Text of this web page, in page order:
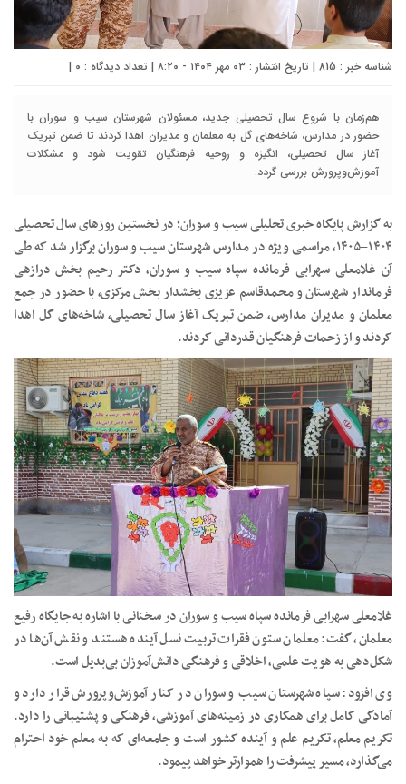
شناسه خبر : 815 | تاریخ انتشار : ۰۳ مهر ۱۴۰۴ - ۸:۲۰ | تعداد دیدگاه : ۰ |
هم‌زمان با شروع سال تحصیلی جدید، مسئولان شهرستان سیب و سوران با
حضور در مدارس، شاخه‌های گل به معلمان و مدیران اهدا کردند تا ضمن تبریک
آغاز سال تحصیلی، انگیزه و روحیه فرهنگیان تقویت شود و مشکلات
آموزش‌وپرورش بررسی گردد.
به گزارش پایگاه خبری تحلیلی سیب و سوران؛ در نخستین روزهای سال تحصیلی
۱۴۰۴–۱۴۰۵، مراسمی ویژه در مدارس شهرستان سیب و سوران برگزار شد که طی
آن غلامعلی سهرابی فرمانده سپاه سیب و سوران، دکتر رحیم بخش درازهی
فرماندار شهرستان و محمدقاسم عزیزی بخشدار بخش مرکزی، با حضور در جمع
معلمان و مدیران مدارس، ضمن تبریک آغاز سال تحصیلی، شاخه‌های گل اهدا
کردند و از زحمات فرهنگیان قدردانی کردند.
غلامعلی سهرابی فرمانده سپاه سیب و سوران در سخنانی با اشاره به جایگاه رفیع
معلمان، گفت: معلمان ستون فقرات تربیت نسل آینده هستند و نقش آن‌ها در
شکل‌دهی به هویت علمی، اخلاقی و فرهنگی دانش‌آموزان بی‌بدیل است.
وی افزود: سپاه شهرستان سیب و سوران در کنار آموزش‌وپرورش قرار دارد و
آمادگی کامل برای همکاری در زمینه‌های آموزشی، فرهنگی و پشتیبانی را دارد.
تکریم معلم، تکریم علم و آینده کشور است و جامعه‌ای که به معلم خود احترام
می‌گذارد، مسیر پیشرفت را هموارتر خواهد پیمود.